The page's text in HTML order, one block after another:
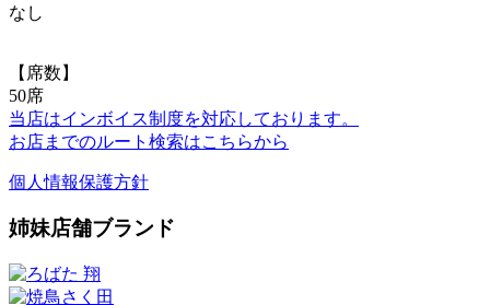
なし
【席数】
50席
当店はインボイス制度を対応しております。
お店までのルート検索はこちらから
個人情報保護方針
姉妹店舗ブランド